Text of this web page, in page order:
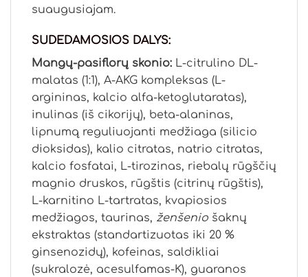
suaugusiajam.
SUDEDAMOSIOS DALYS:
Mangų-pasiflorų skonio: L-citrulino DL-
malatas (1:1), A-AKG kompleksas (L-
argininas, kalcio alfa-ketoglutaratas),
inulinas (iš cikorijų), beta-alaninas,
lipnumą reguliuojanti medžiaga (silicio
dioksidas), kalio citratas, natrio citratas,
kalcio fosfatai, L-tirozinas, riebalų rūgščių
magnio druskos, rūgštis (citrinų rūgštis),
L-karnitino L-tartratas, kvapiosios
medžiagos, taurinas, ženšenio šaknų
ekstraktas (standartizuotas iki 20 %
ginsenozidų), kofeinas, saldikliai
(sukralozė, acesulfamas-K), guaranos